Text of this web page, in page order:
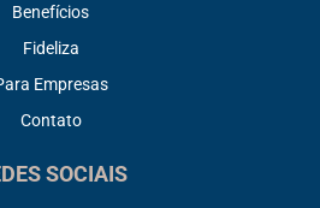
Benefícios
Fideliza
Empresas
Contato
SOCIAIS